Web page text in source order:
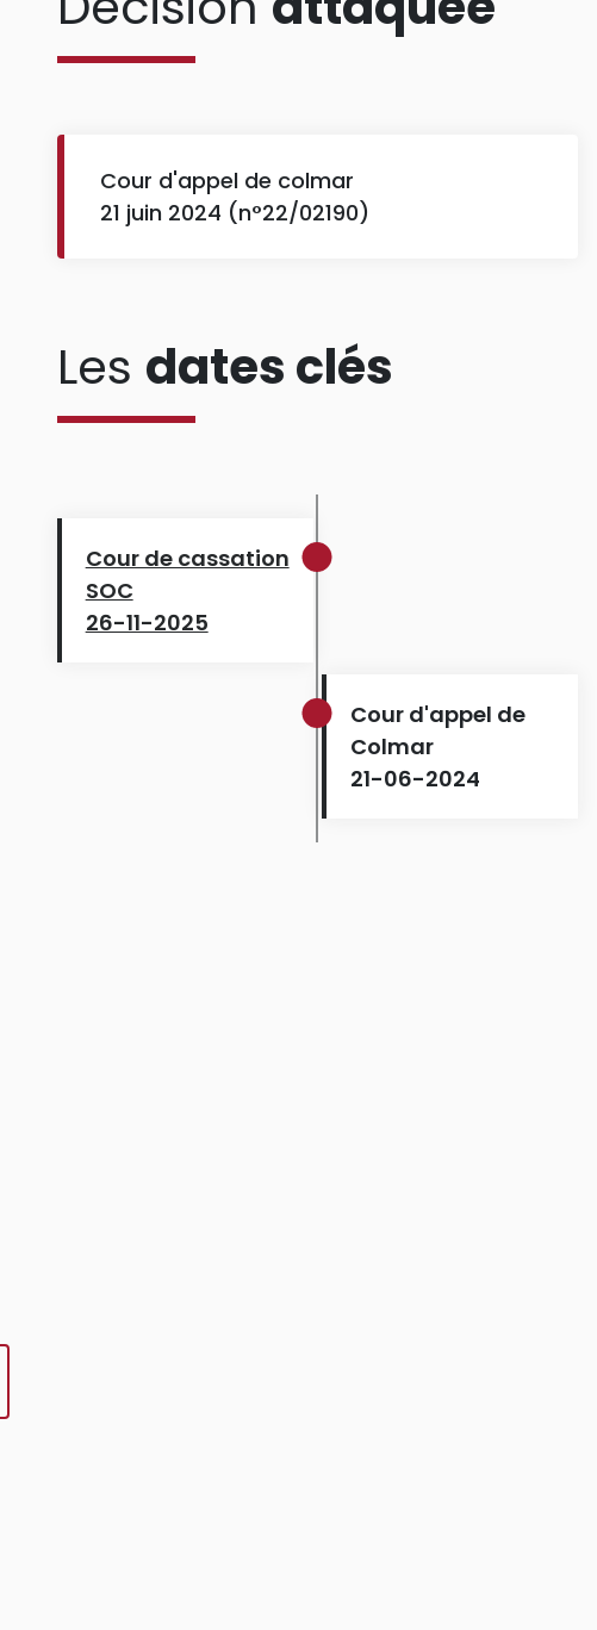
Cour d'appel de colmar
21 juin 2024 (n°22/02190)
Les dates clés
Cour de cassation
SOC
26-11-2025
Cour d'appel de
Colmar
21-06-2024